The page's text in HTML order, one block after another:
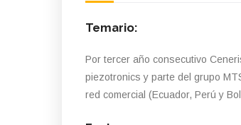
Temario:
Por tercer año consecutivo
piezotronics y parte del grupo
red comercial (Ecuador, Perú y